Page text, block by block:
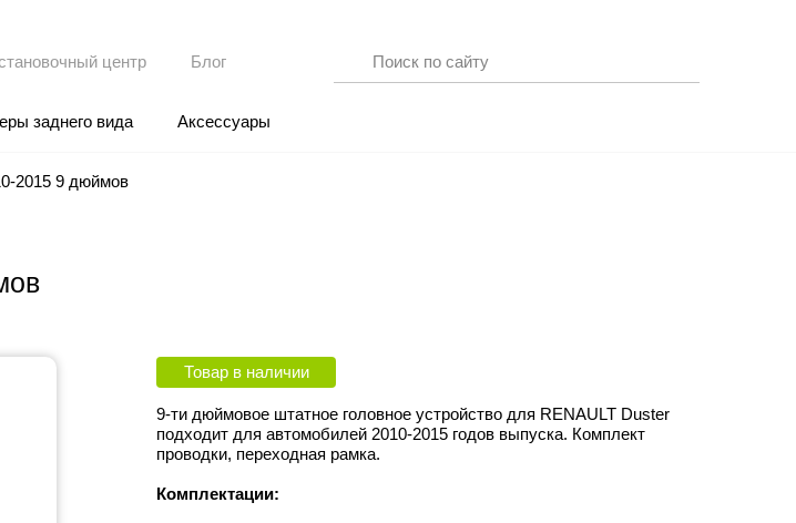
центр Блог
заднего вида Аксессуары
2015 9 дюймов
Товар в наличии
9-ти дюймовое штатное головное устройство для RENAULT Duster
подходит для автомобилей 2010-2015 годов выпуска. Комплект
проводки, переходная рамка.
Комплектации: